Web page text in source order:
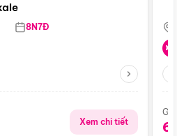
8N7Đ
Xem chi tiết